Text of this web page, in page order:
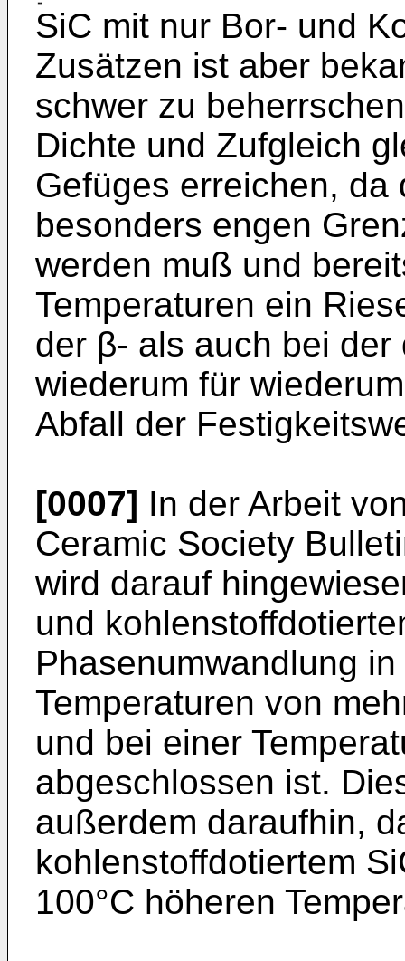
SiC mit nur Bor- ­und
Zusätzen ist aber
schwer zu
Dichte und Zufgleich
Gefüges erreichen,
besonders engen
werden muß und
Temperaturen ein
der β- als auch bei
wiederum für
Abfall der
[0007] In der Arbeit
Ceramic Society
wird darauf
und
Phasenumwandlung
Temperaturen von
und bei einer
abgeschlossen ist.
außerdem daraufhin,
kohlenstoffdo­tiertem
100°C höheren